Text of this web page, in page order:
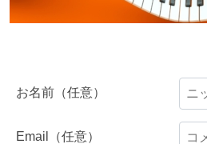
お名前（任意）
Email（任意）